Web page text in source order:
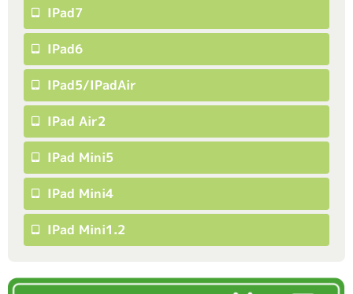
IPad7
IPad6
IPad5/iPadAir
IPad Air2
IPad Mini5
IPad Mini4
IPad Mini1.2